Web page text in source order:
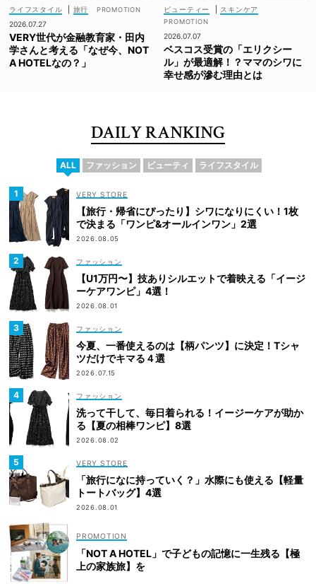
ライフスタイル
旅行
2026.07.27
VERY世代が金融教育家・田内
学さんと考える「なぜ今、NOT
A HOTELなの？」
ビューティー スキンケア
2026.07.07
ベスコス受賞の「エリクシー
ル」が最適解！？ママのシワに
幸せ感が滲む理由とは
DAILY RANKING
ALL ファッション ビューティ ライフスタイル
VERY STORE
【旅行・帰省にぴったり】シワになりにくい！1枚
で決まる「ワンピ&オールインワン」2選
2026.08.05
ファッション
【U1万円〜】技ありシルエットで着映える「イージ
ーケアワンピ」4選！
2026.08.01
ファッション
今夏、一番使えるのは【柄パンツ】に決定！Tシャ
ツだけでキマる４選
2026.07.15
ファッション
洗って干して、毎日着られる！イージーケアが助か
る【夏の相棒ワンピ】8選
2026.08.02
VERY STORE
「旅行になに持っていく？」水際にも使える【軽量
トートバッグ】4選
2026.08.01
「NOT A HOTEL」で子どもの記憶に一生残る【極
上の家族旅】を